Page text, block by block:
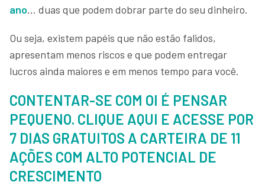
ano… duas que podem dobrar parte do seu dinheiro.
Ou seja, existem papéis que não estão falidos,
apresentam menos riscos e que podem entregar
lucros ainda maiores e em menos tempo para você.
CONTENTAR-SE COM OI É PENSAR
PEQUENO. CLIQUE AQUI E ACESSE POR
7 DIAS GRATUITOS A CARTEIRA DE 11
AÇÕES COM ALTO POTENCIAL DE
CRESCIMENTO